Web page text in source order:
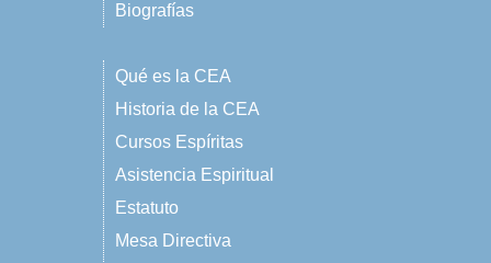
Biografías
Qué es la CEA
Historia de la CEA
Cursos Espíritas
Asistencia Espiritual
Estatuto
Mesa Directiva